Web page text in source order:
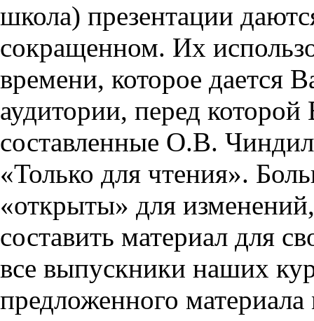
школа) презентации
сокращенном. Их
времени, которое дается
аудитории, перед
составленные О.В.
«Только для чтения».
«открыты» для
составить материал для
все выпускники наших
предложенного